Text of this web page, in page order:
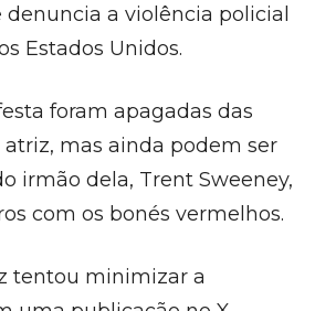
a violência policial
Estados Unidos.
foram apagadas das
atriz, mas ainda podem ser
irmão dela, Trent Sweeney,
com os bonés vermelhos.
tentou minimizar a